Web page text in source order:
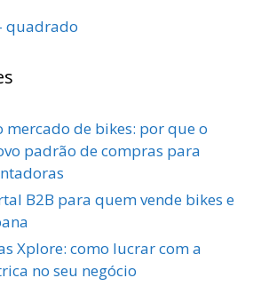
mercado de bikes: por que o
padrão de compras para
B2B para quem vende bikes e
Xplore: como lucrar com a
no seu negócio